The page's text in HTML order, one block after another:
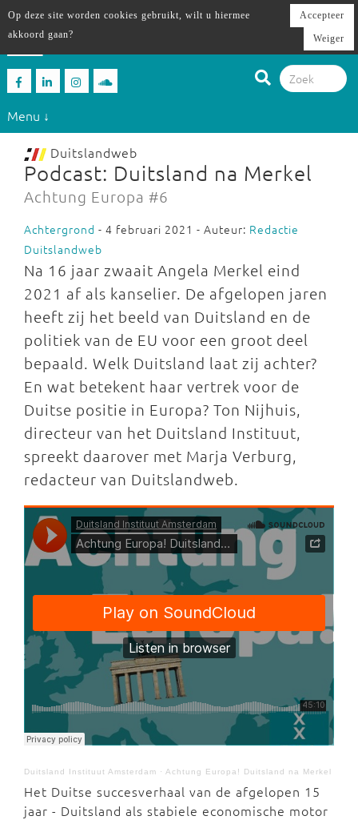
Menu ↓
Duitslandweb
Podcast: Duitsland na Merkel
Achtung Europa #6
Achtergrond - 4 februari 2021 - Auteur: Redactie
Duitslandweb
Na 16 jaar zwaait Angela Merkel eind
2021 af als kanselier. De afgelopen jaren
heeft zij het beeld van Duitsland en de
politiek van de EU voor een groot deel
bepaald. Welk Duitsland laat zij achter?
En wat betekent haar vertrek voor de
Duitse positie in Europa? Ton Nijhuis,
directeur van het Duitsland Instituut,
spreekt daarover met Marja Verburg,
redacteur van Duitslandweb.
Duitsland Instituut Amsterdam · Achtung Europa! Duitsland na Merkel
Het Duitse succesverhaal van de afgelopen 15
jaar - Duitsland als stabiele economische motor
Op deze site worden cookies gebruikt, wilt u hiermee
akkoord gaan?
Accepteer
Weiger